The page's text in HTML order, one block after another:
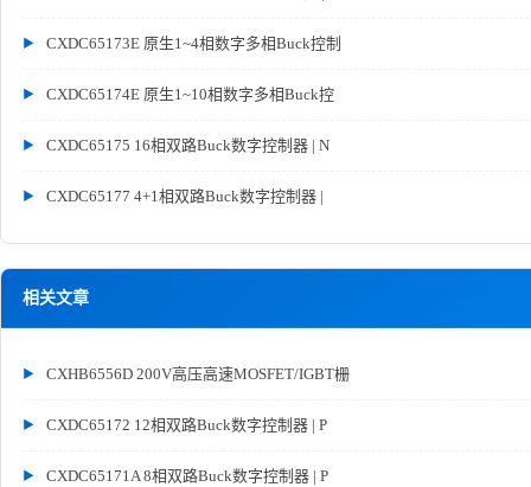
CXDC65173E 原生1~4相数字多相Buck控制
CXDC65174E 原生1~10相数字多相Buck控
CXDC65175 16相双路Buck数字控制器 | N
CXDC65177 4+1相双路Buck数字控制器 |
相关文章
CXHB6556D 200V高压高速MOSFET/IGBT栅
CXDC65172 12相双路Buck数字控制器 | P
CXDC65171A 8相双路Buck数字控制器 | P